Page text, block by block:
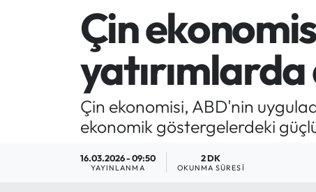
Çin
yatırımlarda
Çin ekonomisi, ABD'nin
ekonomik göstergelerdeki
16.03.2026 - 09:50
YAYINLANMA
2 DK
OKUNMA SÜRESI
Bilim - Teknoloji
Kültür - Sanat